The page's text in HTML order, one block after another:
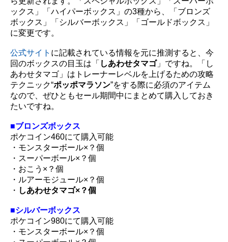
ックス」「ハイパーボックス」の3種から、「ブロンズ
ボックス」「シルバーボックス」「ゴールドボックス」
に変更です。
公式サイト に記載されている情報を元に推測すると、今
回のボックスの目玉は「 しあわせタマゴ 」ですね。「し
あわせタマゴ」はトレーナーレベルを上げるための攻略
テクニック“ポッポマラソン”をする際に必須のアイテム
なので、ぜひともセール期間中にまとめて購入しておき
たいですね。
■ブロンズボックス
ポケコイン460にて購入可能
・モンスターボール×？個
・スーパーボール×？個
・おこう×？個
・ルアーモジュール×？個
・ しあわせタマゴ×？個
■シルバーボックス
ポケコイン980にて購入可能
・モンスターボール×？個